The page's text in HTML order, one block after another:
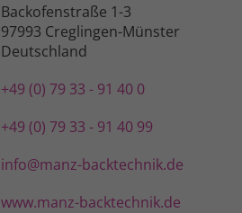
Backofenstraße 1-3
97993 Creglingen-Münster
Deutschland
+49 (0) 79 33 - 91 40 0
+49 (0) 79 33 - 91 40 99
info@manz-backtechnik.de
www.manz-backtechnik.de